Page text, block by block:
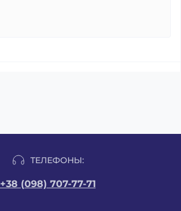
ТЕЛЕФОНЫ:
+38 (098) 707-77-71